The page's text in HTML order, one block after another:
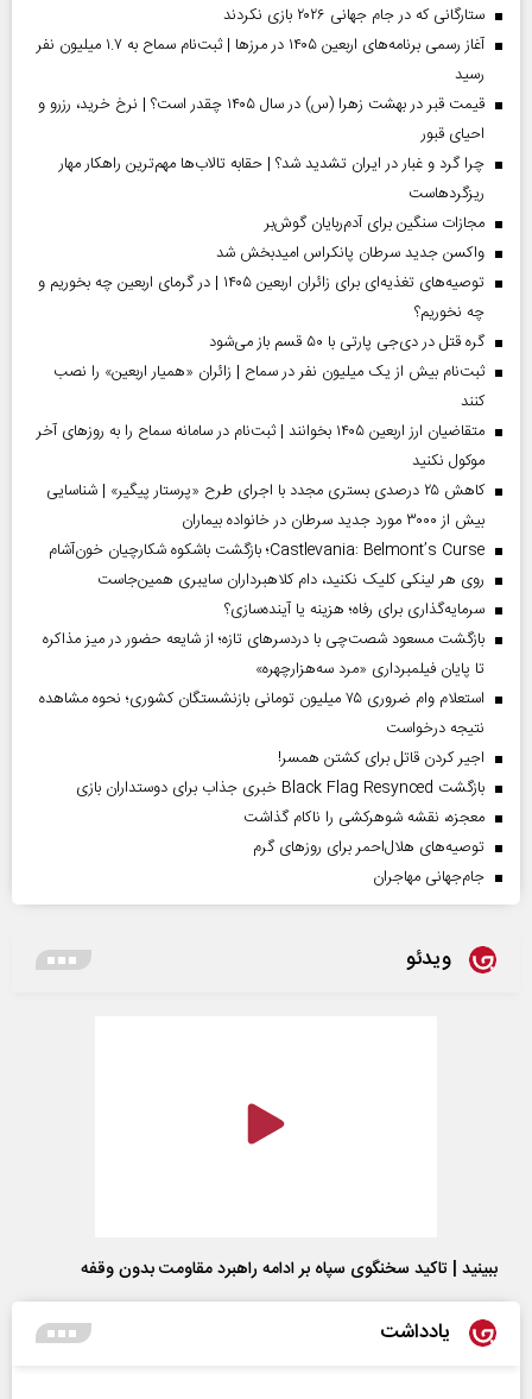
ستارگانی که در جام جهانی ۲۰۲۶ بازی نکردند
آغاز رسمی برنامه‌های اربعین ۱۴۰۵ در مرز‌ها | ثبت‌نام سماح به ۱.۷ میلیون نفر
رسید
قیمت قبر در بهشت زهرا (س) در سال ۱۴۰۵ چقدر است؟ | نرخ خرید، رزرو و
احیای قبور
چرا گرد و غبار در ایران تشدید شد؟ | حقابه تالاب‌ها مهم‌ترین راهکار مهار
ریزگردهاست
مجازات سنگین برای آدم‌ربایان گوش‌بر
واکسن جدید سرطان پانکراس امیدبخش شد
توصیه‌های تغذیه‌ای برای زائران اربعین ۱۴۰۵ | در گرمای اربعین چه بخوریم و
چه نخوریم؟
گره قتل در دی‌جی پارتی با ۵۰ قسم باز می‌شود
ثبت‌نام بیش از یک میلیون نفر در سماح | زائران «همیار اربعین» را نصب
کنند
متقاضیان ارز اربعین ۱۴۰۵ بخوانند | ثبت‌نام در سامانه سماح را به روز‌های آخر
موکول نکنید
کاهش ۲۵ درصدی بستری مجدد با اجرای طرح «پرستار پیگیر» | شناسایی
بیش از ۳۰۰۰ مورد جدید سرطان در خانواده بیماران
Castlevania: Belmont’s Curse؛ بازگشت باشکوه شکارچیان خون‌آشام
روی هر لینکی کلیک نکنید، دام کلاهبرداران سایبری همین‌جاست
سرمایه‌گذاری برای رفاه؛ هزینه یا آینده‌سازی؟
بازگشت مسعود شصت‌چی با دردسر‌های تازه؛ از شایعه حضور در میز مذاکره
تا پایان فیلمبرداری «مرد سه‌هزارچهره»
استعلام وام ضروری ۷۵ میلیون تومانی بازنشستگان کشوری؛ نحوه مشاهده
نتیجه درخواست
اجیر کردن قاتل برای کشتن همسر!
بازگشت Black Flag Resynced خبری جذاب برای دوستداران بازی
معجزه، نقشه شوهرکشی را ناکام گذاشت
توصیه‌های هلال‌احمر برای روز‌های گرم
جام‌جهانی مهاجران
ویدئو
ببینید | تاکید سخنگوی سپاه بر ادامه راهبرد مقاومت بدون وقفه
یادداشت